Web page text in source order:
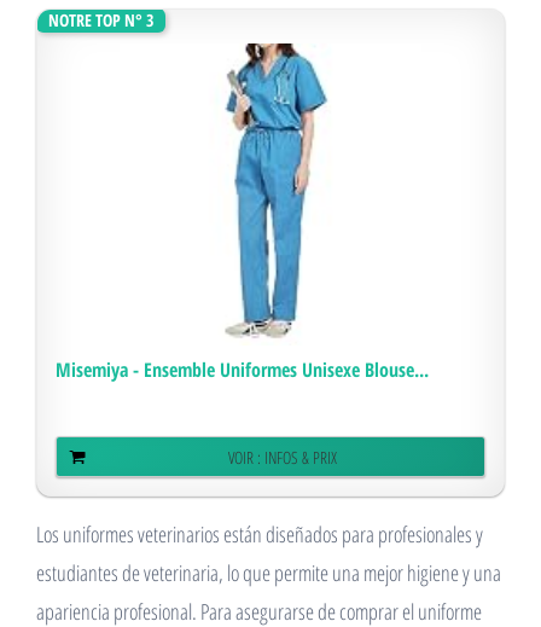
NOTRE TOP N° 3
Misemiya - Ensemble Uniformes Unisexe Blouse...
VOIR : INFOS & PRIX
Los uniformes veterinarios están diseñados para profesionales y
estudiantes de veterinaria, lo que permite una mejor higiene y una
apariencia profesional. Para asegurarse de comprar el uniforme